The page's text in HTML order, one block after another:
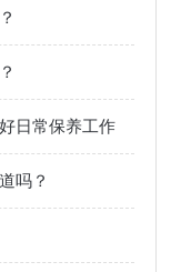
日常保养工作
吗？